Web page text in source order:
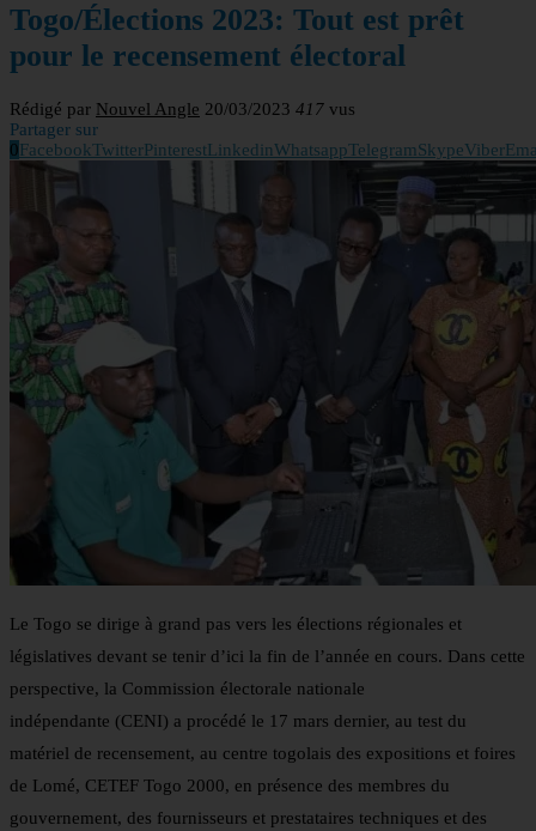
Togo/Élections 2023: Tout est prêt
pour le recensement électoral
Rédigé par Nouvel Angle 20/03/2023 417 vus
Partager sur
0FacebookTwitterPinterestLinkedinWhatsappTelegramSkypeViber
Le Togo se dirige à grand pas vers les élections régionales et
législatives devant se tenir d’ici la fin de l’année en cours. Dans cette
perspective, la Commission électorale nationale
indépendante (CENI) a procédé le 17 mars dernier, au test du
matériel de recensement, au centre togolais des expositions et foires
de Lomé, CETEF Togo 2000, en présence des membres du
gouvernement, des fournisseurs et prestataires techniques et des